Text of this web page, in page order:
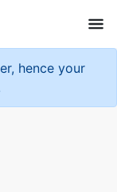
hence your